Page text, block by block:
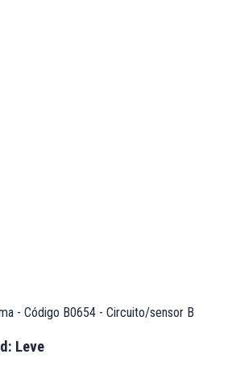
- Código B0654 - Circuito/sensor B
Leve